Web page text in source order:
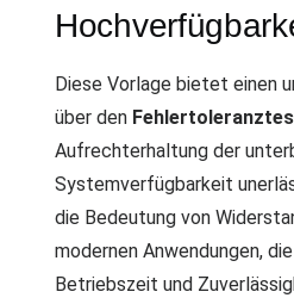
Diese Vorlage bietet einen
über den
Aufrechterhaltung der
Systemverfügbarkeit
die Bedeutung von
modernen Anwendungen,
Betriebszeit und